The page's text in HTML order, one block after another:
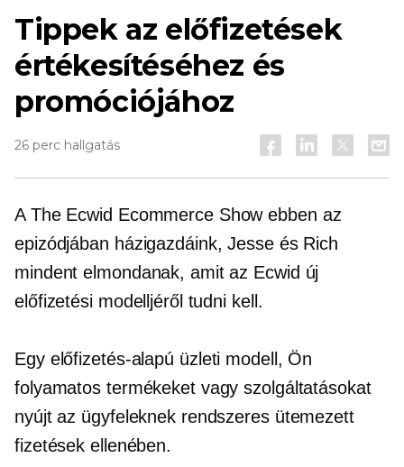
Tippek az előfizetések
értékesítéséhez és
promóciójához
26 perc hallgatás
A The Ecwid Ecommerce Show ebben az
epizódjában házigazdáink, Jesse és Rich
mindent elmondanak, amit az Ecwid új
előfizetési modelljéről tudni kell.
Egy előfizetés-alapú üzleti modell, Ön
folyamatos termékeket vagy szolgáltatásokat
nyújt az ügyfeleknek rendszeres ütemezett
fizetések ellenében.